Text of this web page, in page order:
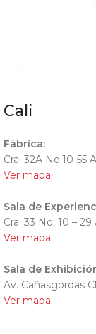
Cali
Fábrica:
Cra. 32A No.10-55
Ver mapa
Sala de
Cra. 33 No. 10 –
Ver mapa
Sala de
Av. Cañasgordas
Ver mapa